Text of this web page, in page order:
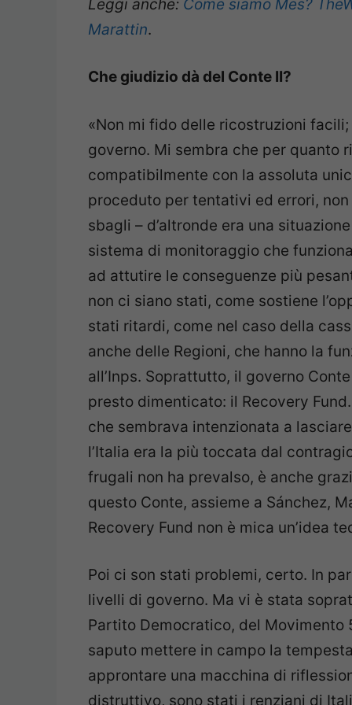
Leggi anche: Come siamo Mes?
Marattin.
Che giudizio dà del Conte II?
«Non mi fido delle ricostruzioni
governo. Mi sembra che per quanto
compatibilmente con la assoluta
proceduto per tentativi ed errori,
sbagli – d’altronde era una
sistema di monitoraggio che
ad attutire le conseguenze più
non ci siano stati, come sostiene
stati ritardi, come nel caso della
anche delle Regioni, che hanno la
all’Inps. Soprattutto, il governo
presto dimenticato: il Recovery
che sembrava intenzionata a
l’Italia era la più toccata dal
frugali non ha prevalso, è anche
questo Conte, assieme a Sánchez,
Recovery Fund non è mica un’idea
Poi ci son stati problemi, certo. In
livelli di governo. Ma vi è stata
Partito Democratico, del Movimento
saputo mettere in campo la
approntare una macchina di
distruttivo, sono stati i renziani di